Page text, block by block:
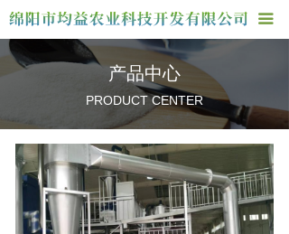
끀
首页
关于我们
厂房车间
联系我们
产品中心
PRODUCT CENTER